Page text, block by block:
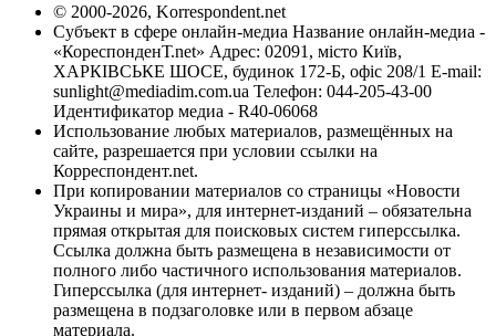
© 2000-2026, Korrespondent.net
Субъект в сфере онлайн-медиа Название онлайн-медиа -
«КореспонденТ.net» Адрес: 02091, місто Київ,
ХАРКІВСЬКЕ ШОСЕ, будинок 172-Б, офіс 208/1 E-mail:
sunlight@mediadim.com.ua Телефон: 044-205-43-00
Идентификатор медиа - R40-06068
Использование любых материалов, размещённых на
сайте, разрешается при условии ссылки на
Корреспондент.net.
При копировании материалов со страницы «Новости
Украины и мира», для интернет-изданий – обязательна
прямая открытая для поисковых систем гиперссылка.
Ссылка должна быть размещена в независимости от
полного либо частичного использования материалов.
Гиперссылка (для интернет- изданий) – должна быть
размещена в подзаголовке или в первом абзаце
материала.